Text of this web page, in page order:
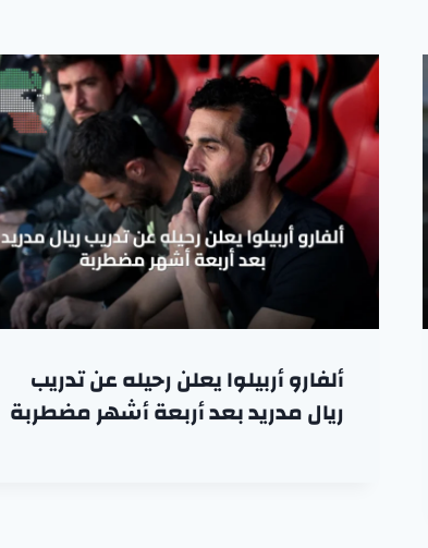
ألفارو أربيلوا يعلن رحيله عن تدريب
ريال مدريد بعد أربعة أشهر مضطربة